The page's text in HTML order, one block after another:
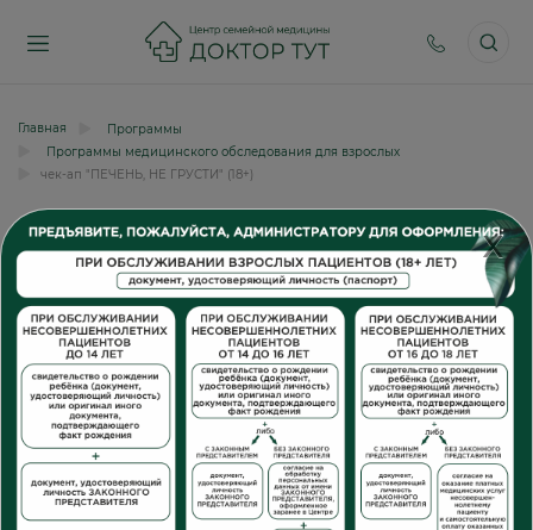
Главная
Программы
Программы медицинского обследования для взрослых
чек-ап "ПЕЧЕНЬ, НЕ ГРУСТИ" (18+)
чек-ап "ПЕЧЕНЬ, НЕ ГРУСТИ" (18+)
X